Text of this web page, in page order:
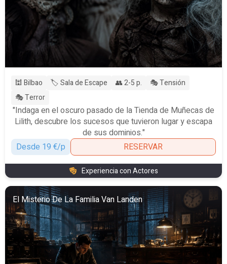
🕍 Bilbao 🏷️ Sala de Escape 👥 2-5 p.
🎭 Tensión
🎭 Terror
"Indaga en el oscuro pasado de la Tienda de Muñecas de
Lilith, descubre los sucesos que tuvieron lugar y escapa
de sus dominios."
Desde 19 €/p
RESERVAR
Experiencia con Actores
El Misterio De La Familia Van Landen